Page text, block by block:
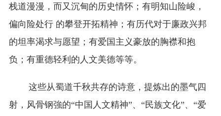
栈道漫漫，而又沉甸的历史情怀；有明知山险峻，
偏向险处行 的攀登开拓精神；有历代对于廉政兴邦
的坦率渴求与愿望；有爱国主义豪放的胸襟和抱
负；有重德轻利的人文美德等等。
这些从蜀道千秋共存的诗意，提炼出的墨气四
射，风骨钢強的“中国人文精神”、“民族文化”、“爱